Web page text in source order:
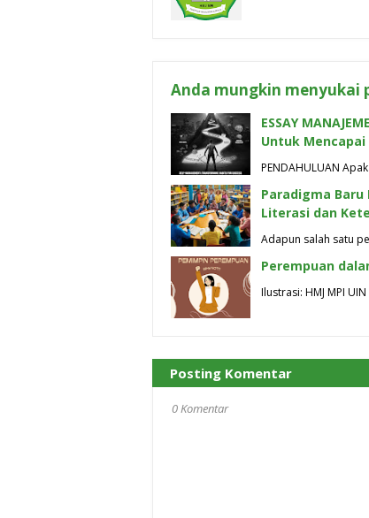
Anda mungkin menyukai
ESSAY
Untuk
PENDAHULUAN
Paradigma
Literasi dan
Adapun salah satu
Perempuan
Ilustrasi: HMJ MPI
Posting Komentar
0 Komentar